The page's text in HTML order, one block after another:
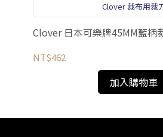
Clover 裁布用裁
Clover 日本可樂牌45MM藍柄
NT$462
加入購物車